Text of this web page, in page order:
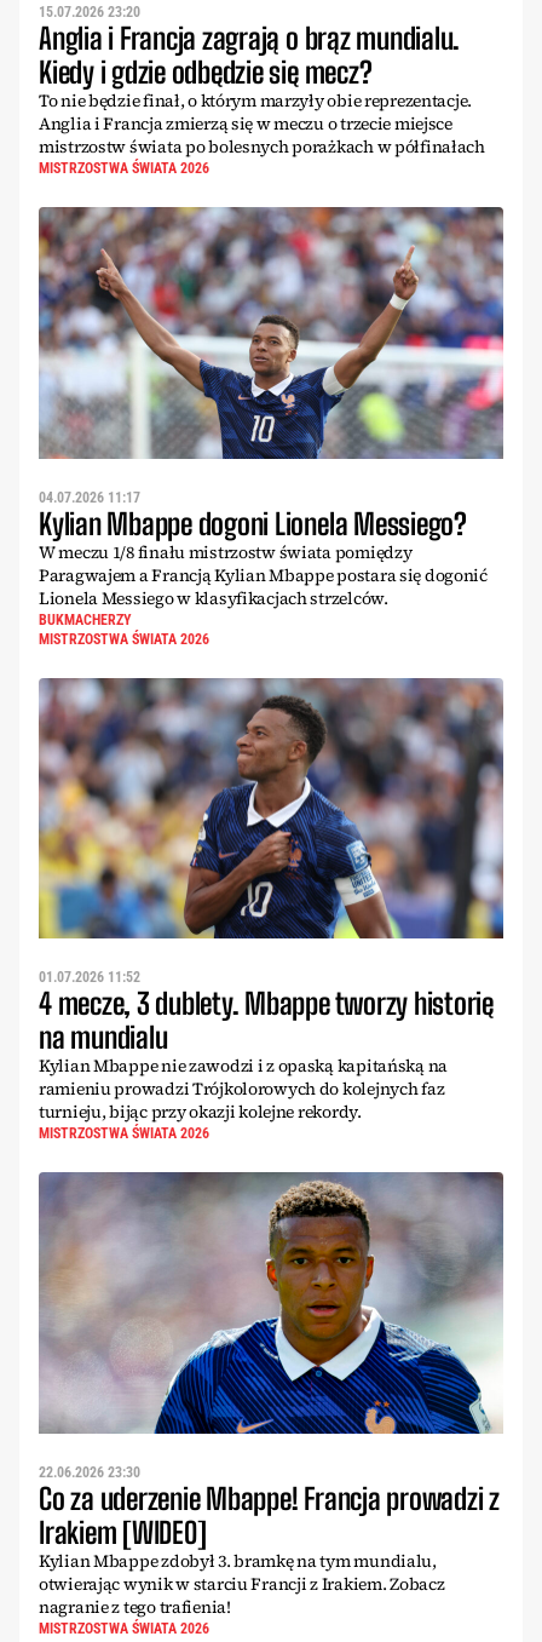
15.07.2026 23:20
Anglia i Francja zagrają o brąz mundialu.
Kiedy i gdzie odbędzie się mecz?
To nie będzie finał, o którym marzyły obie reprezentacje.
Anglia i Francja zmierzą się w meczu o trzecie miejsce
mistrzostw świata po bolesnych porażkach w półfinałach
MISTRZOSTWA ŚWIATA 2026
04.07.2026 11:17
Kylian Mbappe dogoni Lionela Messiego?
W meczu 1/8 finału mistrzostw świata pomiędzy
Paragwajem a Francją Kylian Mbappe postara się dogonić
Lionela Messiego w klasyfikacjach strzelców.
BUKMACHERZY
MISTRZOSTWA ŚWIATA 2026
01.07.2026 11:52
4 mecze, 3 dublety. Mbappe tworzy historię
na mundialu
Kylian Mbappe nie zawodzi i z opaską kapitańską na
ramieniu prowadzi Trójkolorowych do kolejnych faz
turnieju, bijąc przy okazji kolejne rekordy.
MISTRZOSTWA ŚWIATA 2026
22.06.2026 23:30
Co za uderzenie Mbappe! Francja prowadzi z
Irakiem [WIDEO]
Kylian Mbappe zdobył 3. bramkę na tym mundialu,
otwierając wynik w starciu Francji z Irakiem. Zobacz
nagranie z tego trafienia!
MISTRZOSTWA ŚWIATA 2026